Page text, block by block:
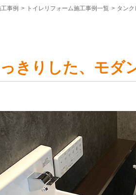
事例 > トイレリフォーム施工事例一覧 > タン
きりした、モダ